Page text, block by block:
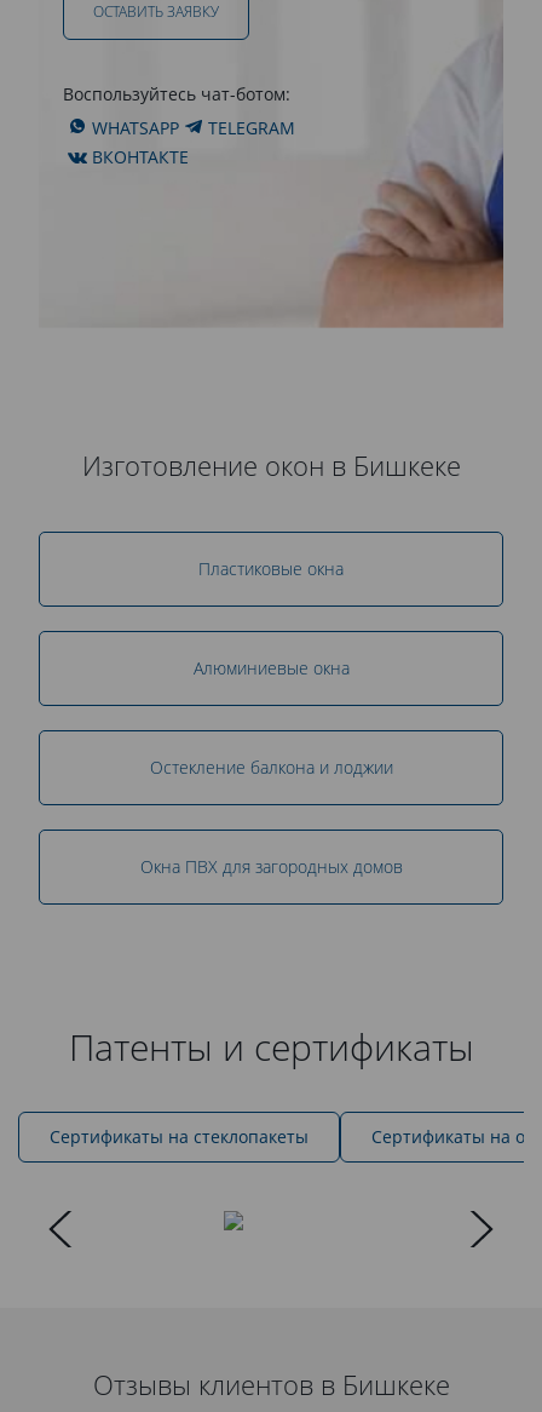
ОСТАВИТЬ ЗАЯВКУ
Воспользуйтесь чат-ботом:
WHATSAPP
TELEGRAM
ВКОНТАКТЕ
Изготовление окон в Бишкеке
Пластиковые окна
Алюминиевые окна
Остекление балкона и лоджии
Окна ПВХ для загородных домов
Патенты и сертификаты
Cертификаты на стеклопакеты Сертификаты на
Отзывы клиентов в Бишкеке